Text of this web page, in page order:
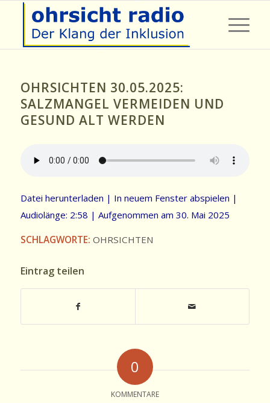
OHRSICHTEN 30.05.2025:
SALZMANGEL VERMEIDEN UND
GESUND ALT WERDEN
Datei herunterladen | In neuem Fenster abspielen |
Audiolänge: 2:58 | Aufgenommen am 30. Mai 2025
SCHLAGWORTE: OHRSICHTEN
Eintrag teilen
0
KOMMENTARE